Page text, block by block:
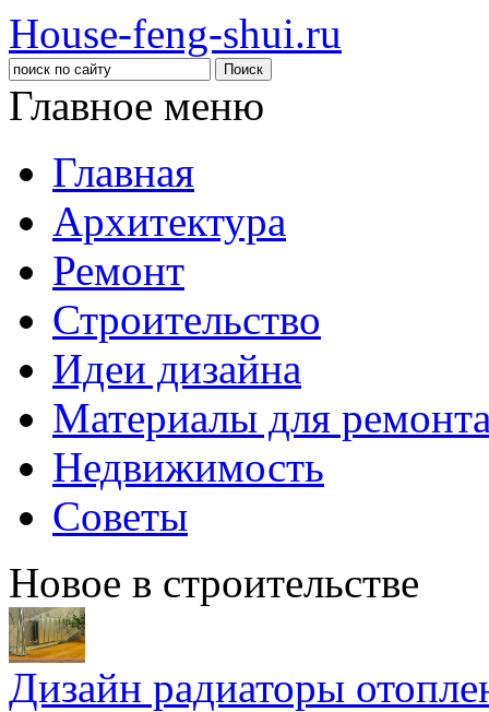
House-feng-shui.ru
Главное меню
Главная
Архитектура
Ремонт
Строительство
Идеи дизайна
Материалы для
Недвижимость
Советы
Новое в строительстве
Дизайн радиаторы